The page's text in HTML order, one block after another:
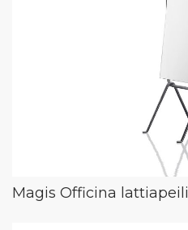
Magis Officina lattiapeili